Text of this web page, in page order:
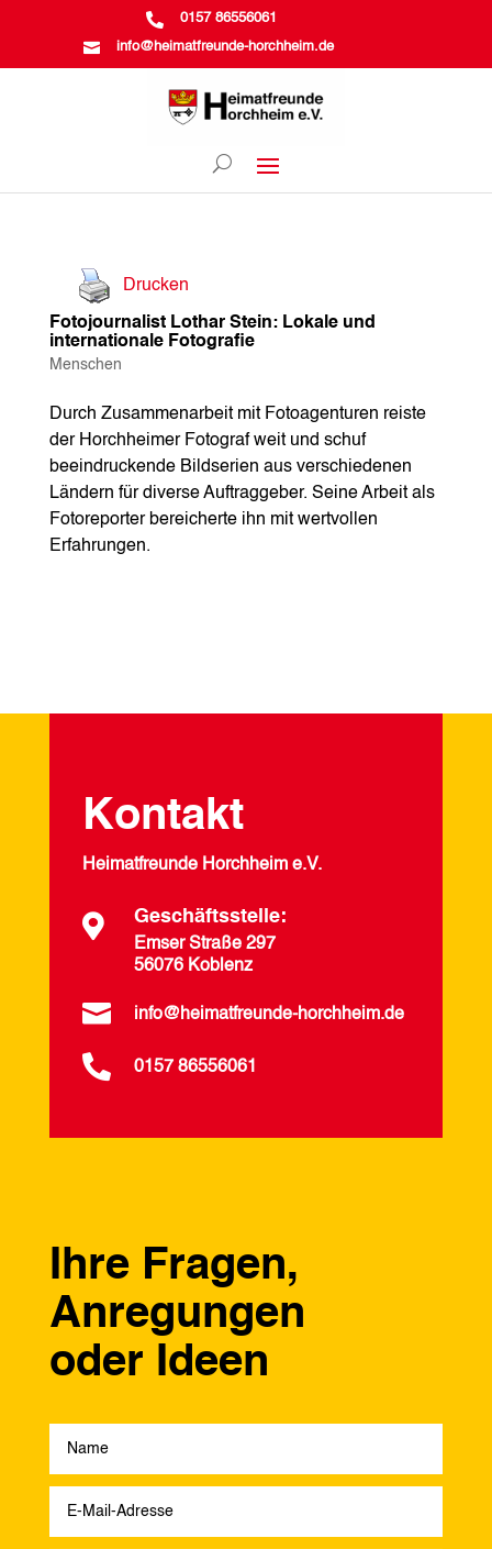
 0157 86556061
 info@heimatfreunde-horchheim.de
Drucken
Fotojournalist Lothar Stein: Lokale und
internationale Fotografie
Menschen
Durch Zusammenarbeit mit Fotoagenturen reiste
der Horchheimer Fotograf weit und schuf
beeindruckende Bildserien aus verschiedenen
Ländern für diverse Auftraggeber. Seine Arbeit als
Fotoreporter bereicherte ihn mit wertvollen
Erfahrungen.
Kontakt
Heimatfreunde Horchheim e.V.
 Geschäftsstelle:
Emser Straße 297
56076 Koblenz
 info@heimatfreunde-horchheim.de
 0157 86556061
Ihre Fragen,
Anregungen
oder Ideen